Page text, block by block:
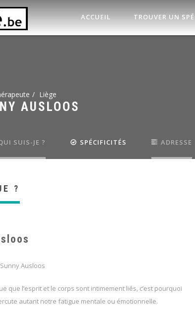
ACCUEIL TROUVER UN
Liège
AUSLOOS
SUIS-JE ? SPÉCIFICITÉS ADRESSE
?
Ausloos
que l’esprit et le corps sont intimement liés, c’est pourquoi
autant notre fatigue mentale ou émotionnelle.